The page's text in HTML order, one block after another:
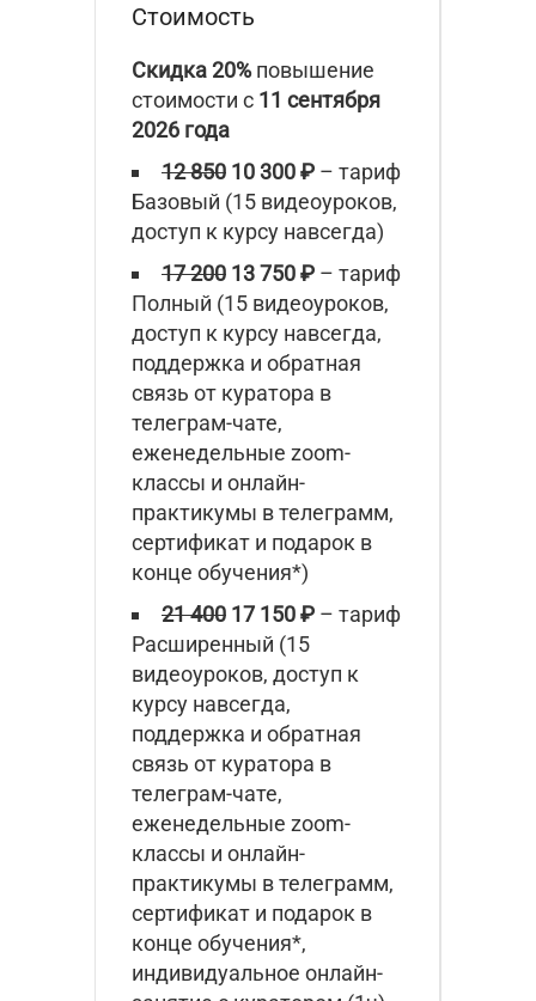
Стоимость
Скидка 20%повышение
стоимости с 11 сентября
2026 года
12 850 10 300 ₽ – тариф
Базовый (15 видеоуроков,
доступ к курсу навсегда)
17 200 13 750 ₽ – тариф
Полный (15 видеоуроков,
доступ к курсу навсегда,
поддержка и обратная
связь от куратора в
телеграм-чате,
еженедельные zoom-
классы и онлайн-
практикумы в телеграмм,
сертификат и подарок в
конце обучения*)
21 400 17 150 ₽ – тариф
Расширенный (15
видеоуроков, доступ к
курсу навсегда,
поддержка и обратная
связь от куратора в
телеграм-чате,
еженедельные zoom-
классы и онлайн-
практикумы в телеграмм,
сертификат и подарок в
конце обучения*,
индивидуальное онлайн-